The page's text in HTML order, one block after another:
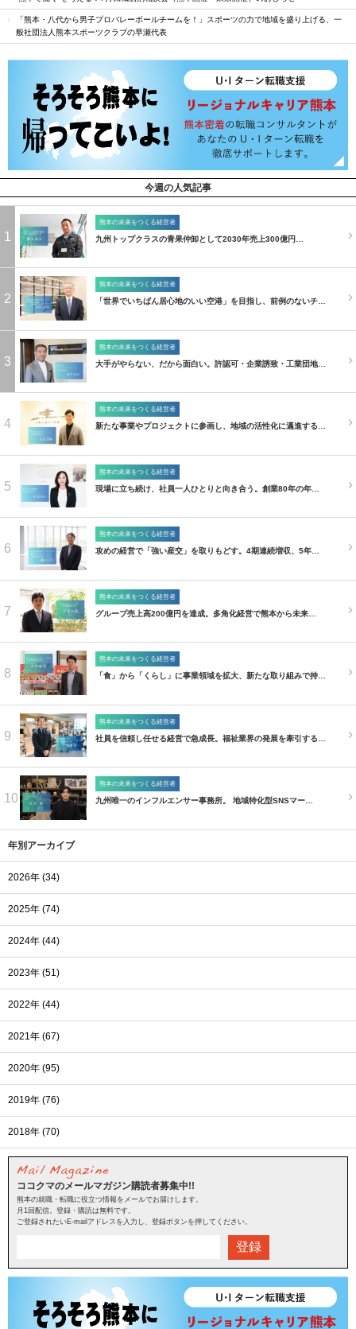
「熊本・八代から男子プロバレーボールチームを！」スポーツの力で地域を盛り上げる、一
般社団法人熊本スポーツクラブの早瀬代表
今週の人気記事
1
熊本の未来をつくる経営者
九州トップクラスの青果仲卸として2030年売上300億円…
2
熊本の未来をつくる経営者
「世界でいちばん居心地のいい空港」を目指し、前例のないチ…
3
熊本の未来をつくる経営者
大手がやらない、だから面白い。許認可・企業誘致・工業団地…
4
熊本の未来をつくる経営者
新たな事業やプロジェクトに参画し、地域の活性化に邁進する…
5
熊本の未来をつくる経営者
現場に立ち続け、社員一人ひとりと向き合う。創業80年の年…
6
熊本の未来をつくる経営者
攻めの経営で「強い産交」を取りもどす。4期連続増収、5年…
7
熊本の未来をつくる経営者
グループ売上高200億円を達成。多角化経営で熊本から未来…
8
熊本の未来をつくる経営者
「食」から「くらし」に事業領域を拡大、新たな取り組みで持…
9
熊本の未来をつくる経営者
社員を信頼し任せる経営で急成長。福祉業界の発展を牽引する…
10
熊本の未来をつくる経営者
九州唯一のインフルエンサー事務所。 地域特化型SNSマー…
年別アーカイブ
2026年 (34)
2025年 (74)
2024年 (44)
2023年 (51)
2022年 (44)
2021年 (67)
2020年 (95)
2019年 (76)
2018年 (70)
ココクマのメールマガジン購読者募集中!!
熊本の就職・転職に役立つ情報をメールでお届けします。
月1回配信。登録・購読は無料です。
ご登録されたいE-mailアドレスを入力し、登録ボタンを押してください。
登録